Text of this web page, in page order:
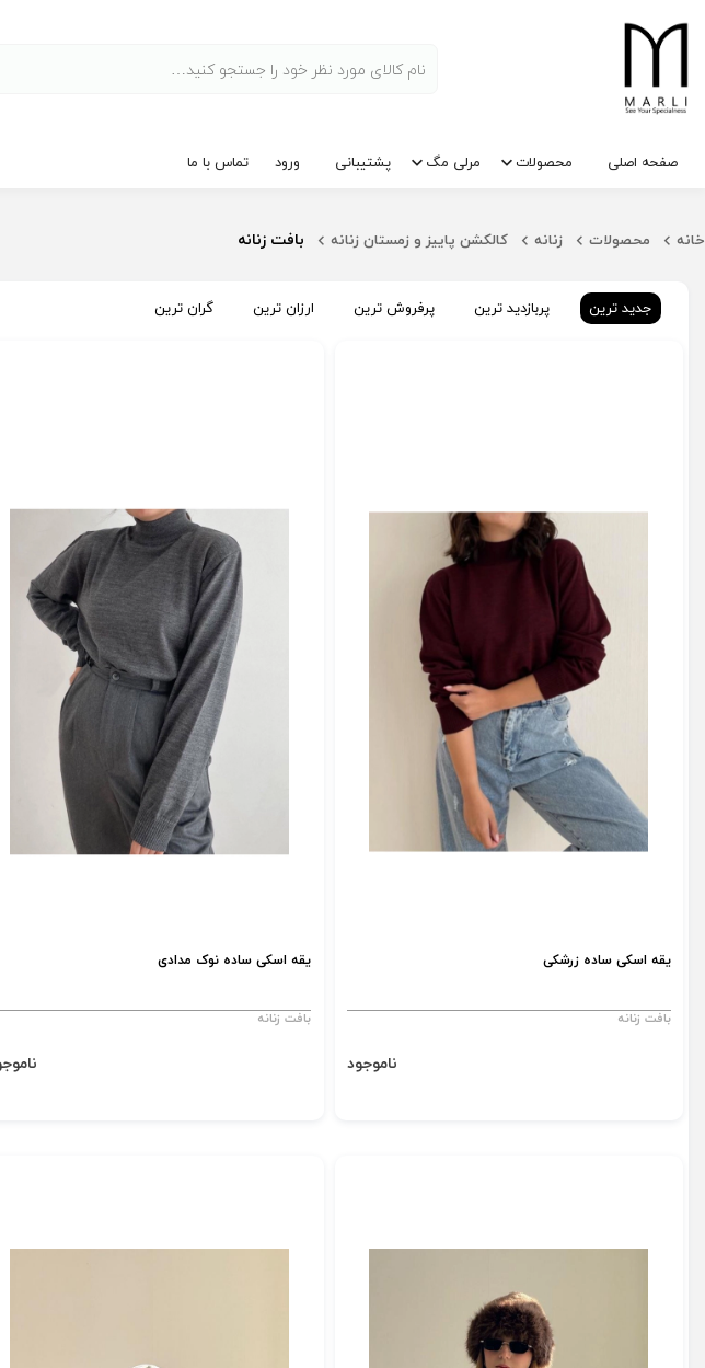
صفحه اصلی محصولات مرلی مگ پشتیبانی ورود تماس با ما
خانه محصولات زنانه کالکشن پاییز و زمستان زنانه بافت زنانه
جدید ترین پربازدید ترین پرفروش ترین ارزان ترین گران ترین
یقه اسکی ساده زرشکی
بافت زنانه
ناموجود
یقه اسکی ساده نوک مدادی
بافت زنانه